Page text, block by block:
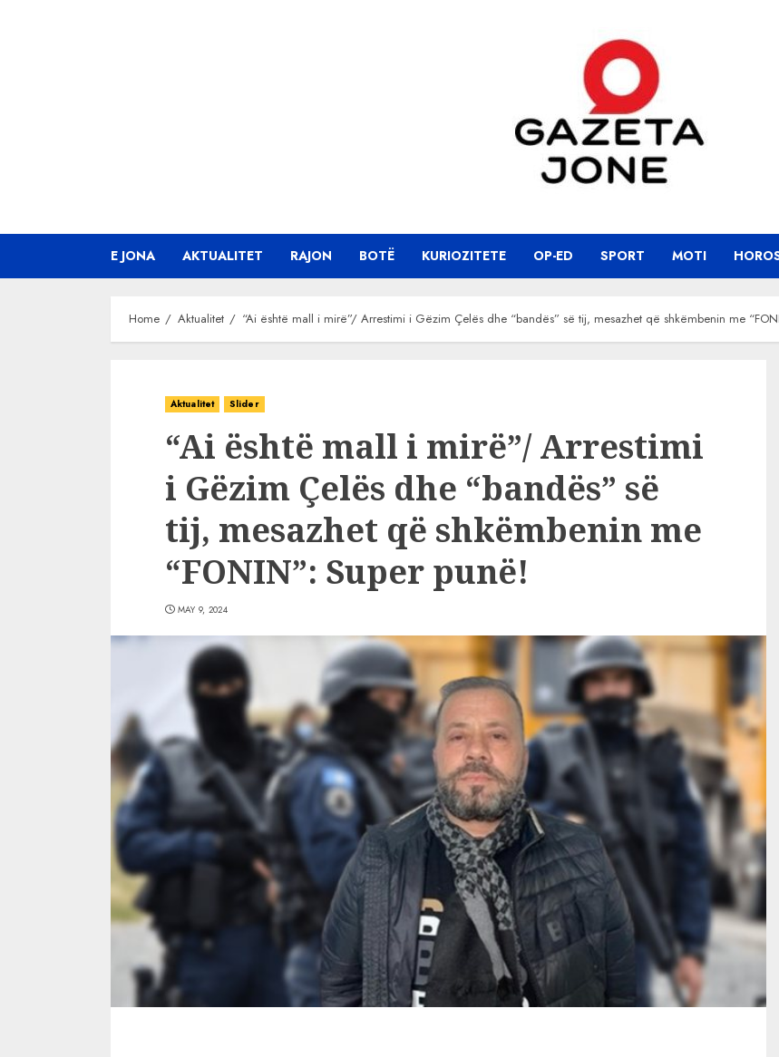
E JONA AKTUALITET RAJON BOTË KURIOZITETE OP-ED SPORT MOTI
Home Aktualitet “Ai është mall i mirë”/ Arrestimi i Gëzim Çelës dhe “bandës” së tij, mesazhet që shkëmbenin me
Aktualitet Slider
“Ai është mall i mirë”/ Arrestimi
i Gëzim Çelës dhe “bandës” së
tij, mesazhet që shkëmbenin me
“FONIN”: Super punë!
MAY 9, 2024